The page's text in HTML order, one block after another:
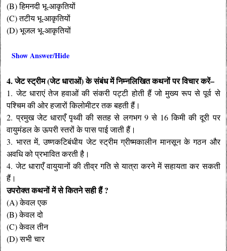
(B) हिमनदी भू-आकृतियों
(C) तटीय भू-आकृतियों
(D) भूजल भू-आकृतियों
Show Answer/Hide
4. जेट स्ट्रीम (जेट धाराओं) के संबंध में निम्नलिखित कथनों पर विचार करें–
1. जेट धाराएं तेज हवाओं की संकरी पट्टी होती हैं जो मुख्य रूप से पूर्व से
पश्चिम की ओर हजारों किलोमीटर तक बहती हैं।
2. प्रमुख जेट धाराएँ पृथ्वी की सतह से लगभग 9 से 16 किमी की दूरी पर
वायुमंडल के ऊपरी स्तरों के पास पाई जाती हैं।
3. भारत में, उष्णकटिबंधीय जेट स्ट्रीम ग्रीष्मकालीन मानसून के गठन और
अवधि को प्रभावित करती है।
4. जेट धाराएँ वायुयानों की तीव्र गति से यात्रा करने में सहायता कर सकती
हैं।
उपरोक्त कथनों में से कितने सही हैं ?
(A) केवल एक
(B) केवल दो
(C) केवल तीन
(D) सभी चार